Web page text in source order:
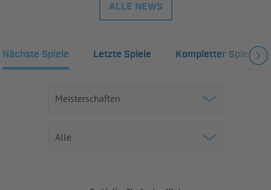
ALLE NEWS
Nächste Spiele Letzte Spiele Kompletter Spielplan